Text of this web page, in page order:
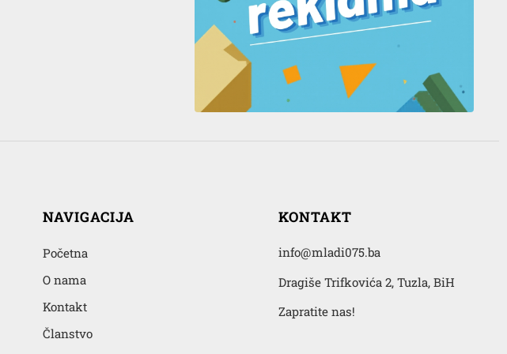
NAVIGACIJA
Početna
O nama
Kontakt
Članstvo
KONTAKT
info@mladi075.ba
Dragiše Trifkovića 2, Tuzla, BiH
Zapratite nas!